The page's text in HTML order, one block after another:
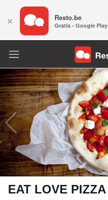
EAT LOVE PIZZA
× Resto.be
Gratis - Google Play